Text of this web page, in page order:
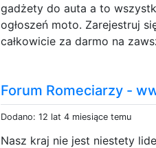
gadżety do auta a to
ogłoszeń moto. Zarejestruj
całkowicie za darmo na
Forum Romeciarzy -
Dodano: 12 lat 4 miesiące temu
Nasz kraj nie jest niestety